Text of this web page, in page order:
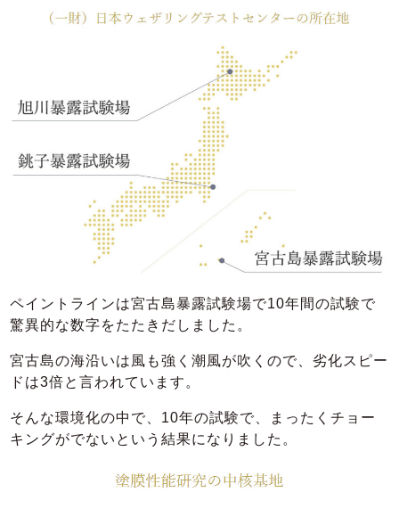
ペイントラインは宮古島暴露試験場で10年間の試験で
驚異的な数字をたたきだしました。
宮古島の海沿いは風も強く潮風が吹くので、劣化スピー
ドは3倍と言われています。
そんな環境化の中で、10年の試験で、まったくチョー
キングがでないという結果になりました。